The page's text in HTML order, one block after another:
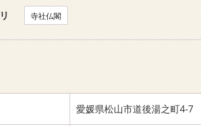
寺社仏閣
愛媛県松山市道後湯之町4-7